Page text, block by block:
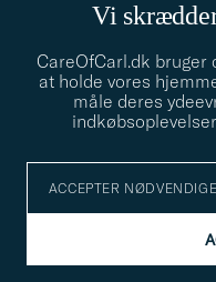
Vi
CareOfCarl.dk
at holde vores
måle deres
ACCEPTER NØDVENDIGE
info@careofcarl.dk
Behøver du hjælp til at
gerne til!
STILRÅD